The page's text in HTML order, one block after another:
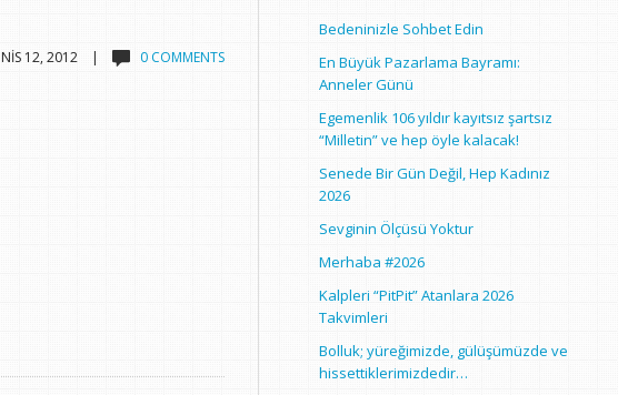
NIS 12, 2012 | 0 COMMENTS
Bedeninizle Sohbet Edin
En Büyük Pazarlama Bayramı:
Anneler Günü
Egemenlik 106 yıldır kayıtsız şartsız
“Milletin” ve hep öyle kalacak!
Senede Bir Gün Değil, Hep Kadınız
2026
Sevginin Ölçüsü Yoktur
Merhaba #2026
Kalpleri “PitPit” Atanlara 2026
Takvimleri
Bolluk; yüreğimizde, gülüşümüzde ve
hissettiklerimizdedir…